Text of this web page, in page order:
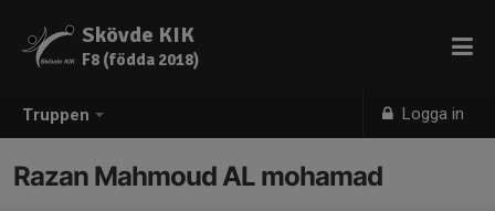
Truppen Logga in
Skövde KIK
F8 (födda 2018)
Razan Mahmoud AL mohamad